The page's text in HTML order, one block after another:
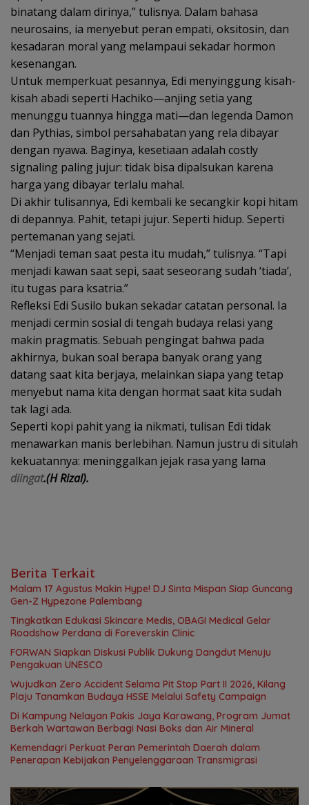
binatang dalam dirinya,” tulisnya. Dalam bahasa
neurosains, ia menyebut peran empati, oksitosin, dan
kesadaran moral yang melampaui sekadar hormon
kesenangan.
Untuk memperkuat pesannya, Edi menyinggung kisah-
kisah abadi seperti Hachiko—anjing setia yang
menunggu tuannya hingga mati—dan legenda Damon
dan Pythias, simbol persahabatan yang rela dibayar
dengan nyawa. Baginya, kesetiaan adalah costly
signaling paling jujur: tidak bisa dipalsukan karena
harga yang dibayar terlalu mahal.
Di akhir tulisannya, Edi kembali ke secangkir kopi hitam
di depannya. Pahit, tetapi jujur. Seperti hidup. Seperti
pertemanan yang sejati.
“Menjadi teman saat pesta itu mudah,” tulisnya. “Tapi
menjadi kawan saat sepi, saat seseorang sudah ‘tiada’,
itu tugas para ksatria.”
Refleksi Edi Susilo bukan sekadar catatan personal. Ia
menjadi cermin sosial di tengah budaya relasi yang
makin pragmatis. Sebuah pengingat bahwa pada
akhirnya, bukan soal berapa banyak orang yang
datang saat kita berjaya, melainkan siapa yang tetap
menyebut nama kita dengan hormat saat kita sudah
tak lagi ada.
Seperti kopi pahit yang ia nikmati, tulisan Edi tidak
menawarkan manis berlebihan. Namun justru di situlah
kekuatannya: meninggalkan jejak rasa yang lama
diingat.(H Rizal).
Berita Terkait
Malam 17 Agustus Makin Hype! DJ Sinta Mispan Siap Guncang
Gen-Z Hypezone Palembang
Tingkatkan Edukasi Skincare Medis, OBAGI Medical Gelar
Roadshow Perdana di Foreverskin Clinic
FORWAN Siapkan Diskusi Publik Dukung Dangdut Menuju
Pengakuan UNESCO
Wujudkan Zero Accident Selama Pit Stop Part II 2026, Kilang
Plaju Tanamkan Budaya HSSE Melalui Safety Campaign
Di Kampung Nelayan Pakis Jaya Karawang, Program Jumat
Berkah Wartawan Berbagi Nasi Boks dan Air Mineral
Kemendagri Perkuat Peran Pemerintah Daerah dalam
Penerapan Kebijakan Penyelenggaraan Transmigrasi